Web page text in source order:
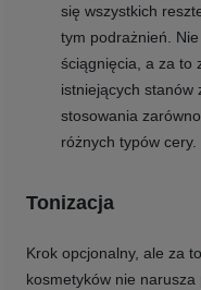
się wszystkich
tym podrażnień.
ściągnięcia, a za to
istniejących stanów
stosowania
różnych typów cery.
Tonizacja
Krok opcjonalny, ale za
kosmetyków nie